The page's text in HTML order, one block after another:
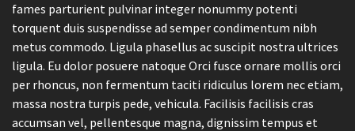
fames parturient pulvinar integer nonummy potenti
torquent duis suspendisse ad semper condimentum nibh
metus commodo. Ligula phasellus ac suscipit nostra ultrices
ligula. Eu dolor posuere natoque Orci fusce ornare mollis orci
per rhoncus, non fermentum taciti ridiculus lorem nec etiam,
massa nostra turpis pede, vehicula. Facilisis facilisis cras
accumsan vel, pellentesque magna, dignissim tempus et